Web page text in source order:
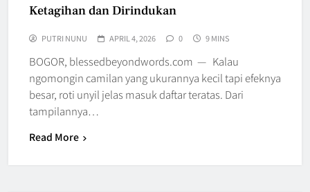
Ketagihan dan Dirindukan
PUTRI NUNU APRIL 4, 2026 0 9 MINS
BOGOR, blessedbeyondwords.com — Kalau
ngomongin camilan yang ukurannya kecil tapi efeknya
besar, roti unyil jelas masuk daftar teratas. Dari
tampilannya…
Read More